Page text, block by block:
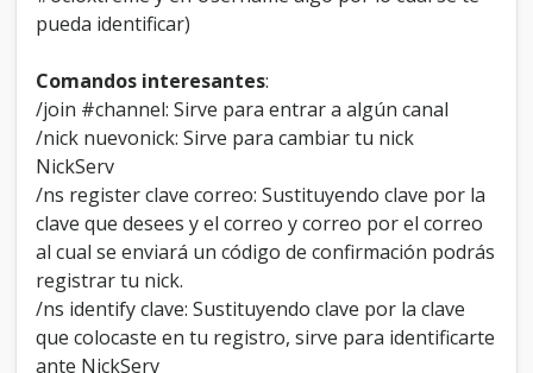
pueda identificar)
Comandos interesantes:
/join #channel: Sirve para entrar a algún canal
/nick nuevonick: Sirve para cambiar tu nick
NickServ
/ns register clave correo: Sustituyendo clave por la
clave que desees y el correo y correo por el correo
al cual se enviará un código de confirmación podrás
registrar tu nick.
/ns identify clave: Sustituyendo clave por la clave
que colocaste en tu registro, sirve para identificarte
ante NickServ